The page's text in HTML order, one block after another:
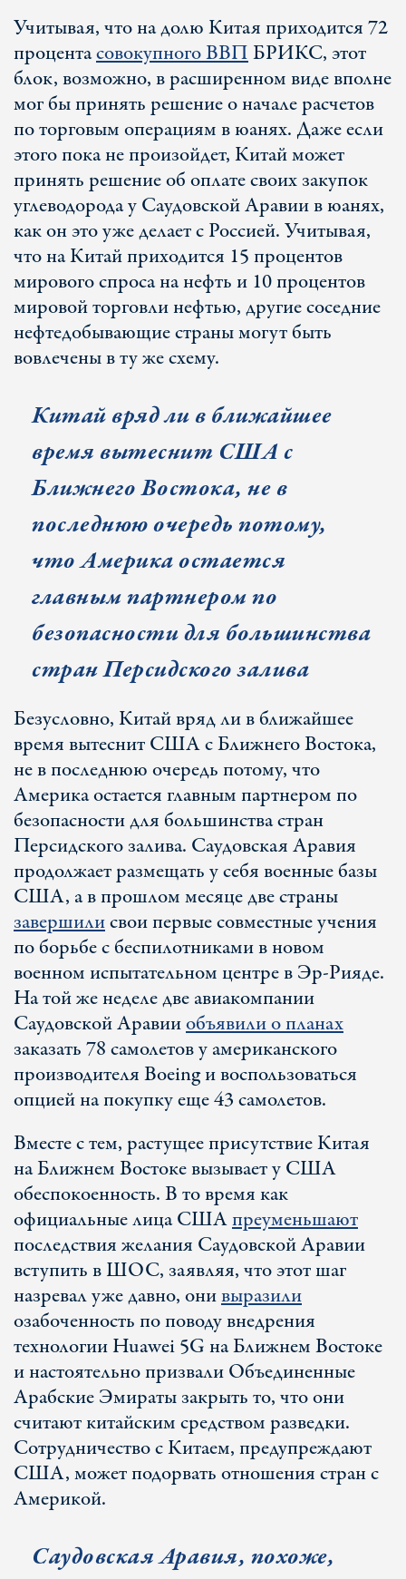
Учитывая, что на долю Китая приходится 72
процентасовокупного ВВПБРИКС, этот
блок, возможно, в расширенном виде вполне
мог бы принять решение о начале расчетов
по торговым операциям в юанях. Даже если
этого пока не произойдет, Китай может
принять решение об оплате своих закупок
углеводорода у Саудовской Аравии в юанях,
как он это уже делает с Россией. Учитывая,
что на Китай приходится 15 процентов
мирового спроса на нефть и 10 процентов
мировой торговли нефтью, другие соседние
нефтедобывающие страны могут быть
вовлечены в ту же схему.
Китай вряд ли в ближайшее
время вытеснит США с
Ближнего Востока, не в
последнюю очередь потому,
что Америка остается
главным партнером по
безопасности для большинства
стран Персидского залива
Безусловно, Китай вряд ли в ближайшее
время вытеснит США с Ближнего Востока,
не в последнюю очередь потому, что
Америка остается главным партнером по
безопасности для большинства стран
Персидского залива. Саудовская Аравия
продолжает размещать у себя военные базы
США, а в прошлом месяце две страны
завершилисвои первые совместные учения
по борьбе с беспилотниками в новом
военном испытательном центре в Эр-Рияде.
На той же неделе две авиакомпании
Саудовской Аравииобъявили о планах
заказать 78 самолетов у американского
производителя Boeing и воспользоваться
опцией на покупку еще 43 самолетов.
Вместе с тем, растущее присутствие Китая
на Ближнем Востоке вызывает у США
обеспокоенность. В то время как
официальные лица СШАпреуменьшают
последствия желания Саудовской Аравии
вступить в ШОС, заявляя, что этот шаг
назревал уже давно, онивыразили
озабоченность по поводу внедрения
технологии Huawei 5G на Ближнем Востоке
и настоятельно призвали Объединенные
Арабские Эмираты закрыть то, что они
считают китайским средством разведки.
Сотрудничество с Китаем, предупреждают
США, может подорвать отношения стран с
Америкой.
Саудовская Аравия, похоже,